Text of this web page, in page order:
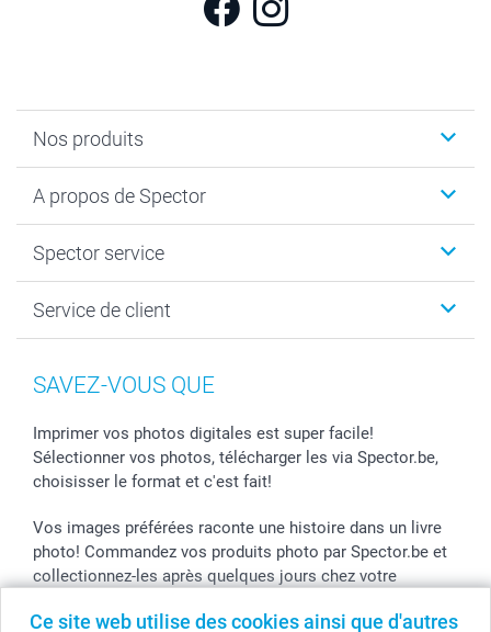
Ce site web utilise des cookies ainsi que d'autres
Nos produits
Faire-part & Cartes
Livre photo
Développement photo & Tirage photo
Cadres photo, accessoires déco & bonbons
Stickers & Etiquettes
A propos de Spector
Plan du site
Vie privée
Spector service
smartbonus
Statut de ma commnade
Service de client
SAVEZ-VOUS QUE
Imprimer vos photos digitales est super facile!
Sélectionner vos photos, télécharger les via Spector.be,
choisisser le format et c'est fait!
Vos images préférées raconte une histoire dans un livre
photo! Commandez vos produits photo par Spector.be et
collectionnez-les après quelques jours chez votre